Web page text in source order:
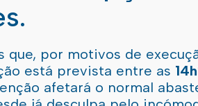
que, por motivos de
está prevista entre as
afetará o normal